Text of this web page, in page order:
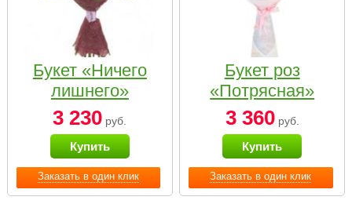
Заказать в один клик
Букет «Ничего
лишнего»
3 230 руб.
Купить
Заказать в один клик
Букет роз
«Потрясная»
3 360руб.
Купить